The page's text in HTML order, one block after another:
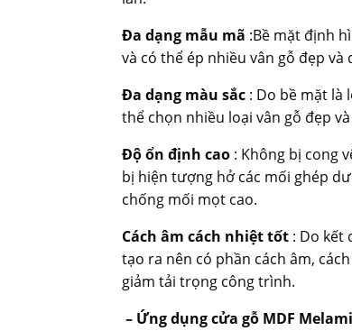
Đa dạng mẫu mã :Bề mặt định
và có thể ép nhiều vân gỗ đẹp
Đa dạng màu sắc: Do bề mặt là
thể chọn nhiều loại vân gỗ đẹp
Độ ổn định cao: Không bị cong
bị hiện tượng hở các mối ghép
chống mối mọt cao.
Cách âm cách nhiệt tốt: Do kết
tạo ra nên có phần cách âm,
giảm tải trọng công trình.
– Ứng dụng cửa gỗ MDF